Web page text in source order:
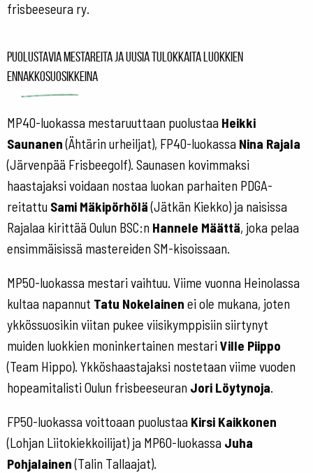
frisbeeseura ry.
Puolustavia mestareita ja uusia tulokkaita luokkien
ennakkosuosikkeina
MP40-luokassa mestaruuttaan puolustaa Heikki
Saunanen(Ähtärin urheiljat), FP40-luokassa Nina Rajala
(Järvenpää Frisbeegolf). Saunasen kovimmaksi
haastajaksi voidaan nostaa luokan parhaiten PDGA-
reitattu Sami Mäkipörhölä(Jätkän Kiekko) ja naisissa
Rajalaa kirittää Oulun BSC:n Hannele Määttä, joka pelaa
ensimmäisissä mastereiden SM-kisoissaan.
MP50-luokassa mestari vaihtuu. Viime vuonna Heinolassa
kultaa napannut Tatu Nokelainen ei ole mukana, joten
ykkössuosikin viitan pukee viisikymppisiin siirtynyt
muiden luokkien moninkertainen mestari Ville Piippo
(Team Hippo). Ykköshaastajaksi nostetaan viime vuoden
hopeamitalisti Oulun frisbeeseuran Jori Löytynoja.
FP50-luokassa voittoaan puolustaa Kirsi Kaikkonen
(Lohjan Liitokiekkoilijat) ja MP60-luokassa Juha
Pohjalainen(Talin Tallaajat).